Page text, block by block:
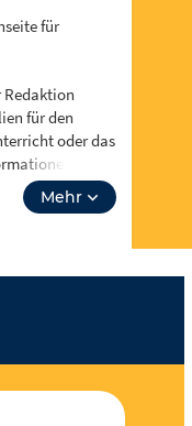
für
Redaktion
für den
oder das
zu
zum Neusten
Über
es soll
wir deine
! Du
und eigene
Mehr